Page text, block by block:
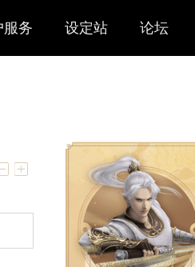
服务 设定站 论坛
字号：